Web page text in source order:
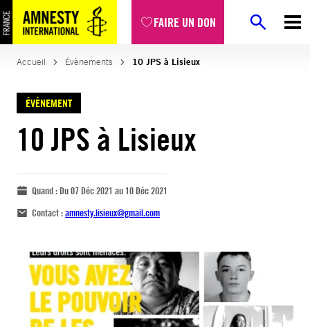
FAIRE UN DON
Accueil Évènements 10 JPS à Lisieux
ÉVÈNEMENT
10 JPS à Lisieux
Quand :Du 07 Déc 2021 au 10 Déc 2021
Contact :amnesty.lisieux@gmail.com